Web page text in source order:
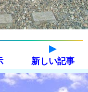
新しい記事